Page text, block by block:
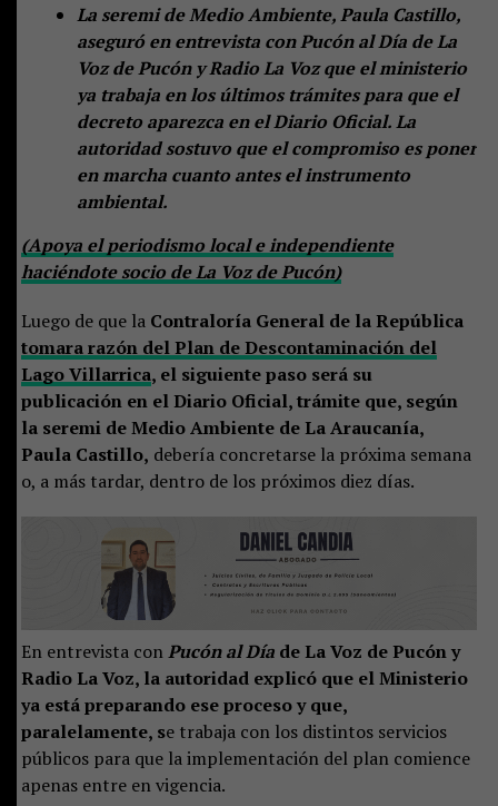
La seremi de Medio Ambiente, Paula Castillo,
aseguró en entrevista con Pucón al Día de La
Voz de Pucón y Radio La Voz que el ministerio
ya trabaja en los últimos trámites para que el
decreto aparezca en el Diario Oficial. La
autoridad sostuvo que el compromiso es poner
en marcha cuanto antes el instrumento
ambiental.
(Apoya el periodismo local e independiente
haciéndote socio de La Voz de Pucón)
Luego de que la Contraloría General de la República
tomara razón del Plan de Descontaminación del
Lago Villarrica, el siguiente paso será su
publicación en el Diario Oficial, trámite que, según
la seremi de Medio Ambiente de La Araucanía,
Paula Castillo, debería concretarse la próxima semana
o, a más tardar, dentro de los próximos diez días.
En entrevista conPucón al Díade La Voz de Pucón y
Radio La Voz, la autoridad explicó que el Ministerio
ya está preparando ese proceso y que,
paralelamente, se trabaja con los distintos servicios
públicos para que la implementación del plan comience
apenas entre en vigencia.